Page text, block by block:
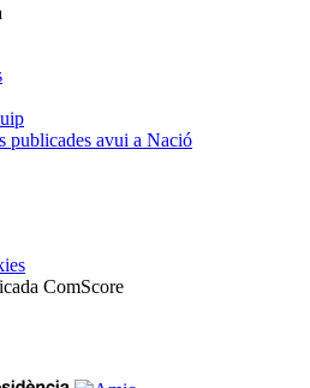
publicades avui a Nació
ComScore